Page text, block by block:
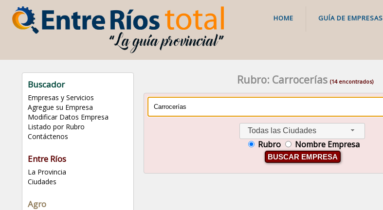
HOME GUÍA DE EMPRESAS
Buscador
Empresas y Servicios
Agregue su Empresa
Modificar Datos Empresa
Listado por Rubro
Contáctenos
Entre Ríos
La Provincia
Ciudades
Agro
Rubro: Carrocerías(14 encontrados)
Todas las Ciudades
Rubro Nombre Empresa
BUSCAR EMPRESA